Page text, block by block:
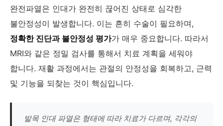
완전파열은 인대가 완전히 끊어진 상태로 심각한
불안정성이 발생합니다. 이는 흔히 수술이 필요하며,
정확한 진단과 불안정성 평가가 매우 중요합니다. 따라서
MRI와 같은 정밀 검사를 통해서 치료 계획을 세워야
합니다. 재활 과정에서는 관절의 안정성을 회복하고, 근력
및 기능을 되찾는 것이 핵심입니다.
발목 인대 파열은 형태에 따라 치료가 다르며, 각각의